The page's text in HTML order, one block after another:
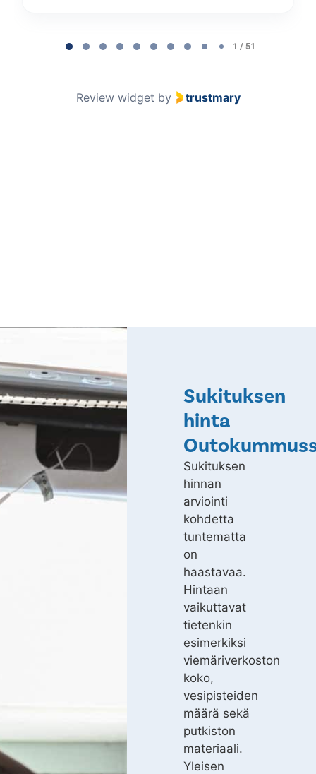
1 / 51
Review widget by trustmary
Sukituksen
hinta
Sukituksen
hinnan
arviointi
kohdetta
tuntematta
on
haastavaa.
Hintaan
vaikuttavat
tietenkin
esimerkiksi
viemäriverkoston
koko,
vesipisteiden
määrä sekä
putkiston
materiaali.
Yleisen